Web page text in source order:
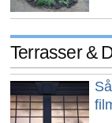
Terrasser &